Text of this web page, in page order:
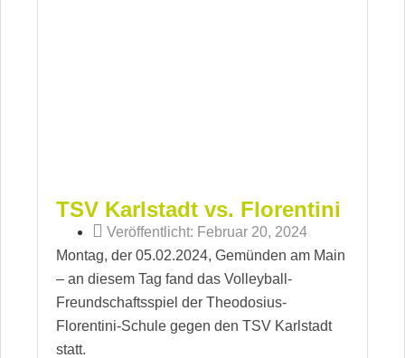
TSV Karlstadt vs. Florentini
Veröffentlicht: Februar 20, 2024
Montag, der 05.02.2024, Gemünden am Main
– an diesem Tag fand das Volleyball-
Freundschaftsspiel der Theodosius-
Florentini-Schule gegen den TSV Karlstadt
statt.